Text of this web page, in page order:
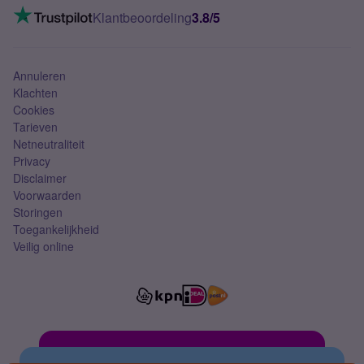
Mobiel abonnement
VoLTE 4G bellenKlantbeoordeling3.8/5
Annuleren
Klachten
Cookies
Tarieven
Netneutraliteit
Privacy
Disclaimer
Voorwaarden
Storingen
Toegankelijkheid
Veilig online